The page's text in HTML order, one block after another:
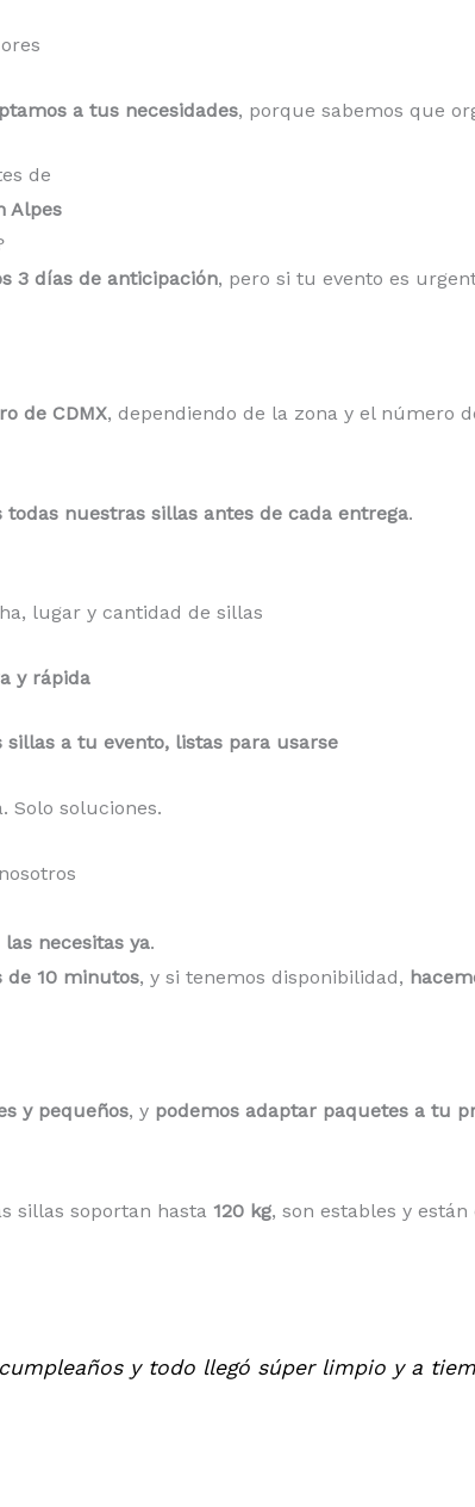
a tus necesidades, porque sabemos que
de
Alpes
3 días de anticipación, pero si tu evento es
de CDMX, dependiendo de la zona y el número
todas nuestras sillas antes de cada entrega.
lugar y cantidad de sillas
y rápida
sillas a tu evento, listas para usarse
Solo soluciones.
las necesitas ya.
de 10 minutos, y si tenemos disponibilidad,
y pequeños, y podemos adaptar paquetes a tu
sillas soportan hasta 120 kg, son estables y están
y todo llegó súper limpio y a